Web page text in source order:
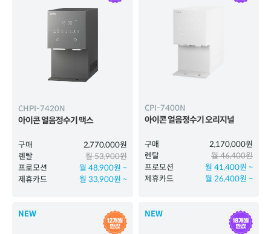
CHPI-7420N
아이콘 얼음정수기 맥스
구매
2,770,000원
렌탈
월 53,900원
프로모션
월 48,900원 ~
제휴카드
월 33,900원 ~
CPI-7400N
아이콘 얼음정수기 오리지널
구매
2,170,000원
렌탈
월 46,400원
프로모션
월 41,400원 ~
제휴카드
월 26,400원 ~
NEW NEW